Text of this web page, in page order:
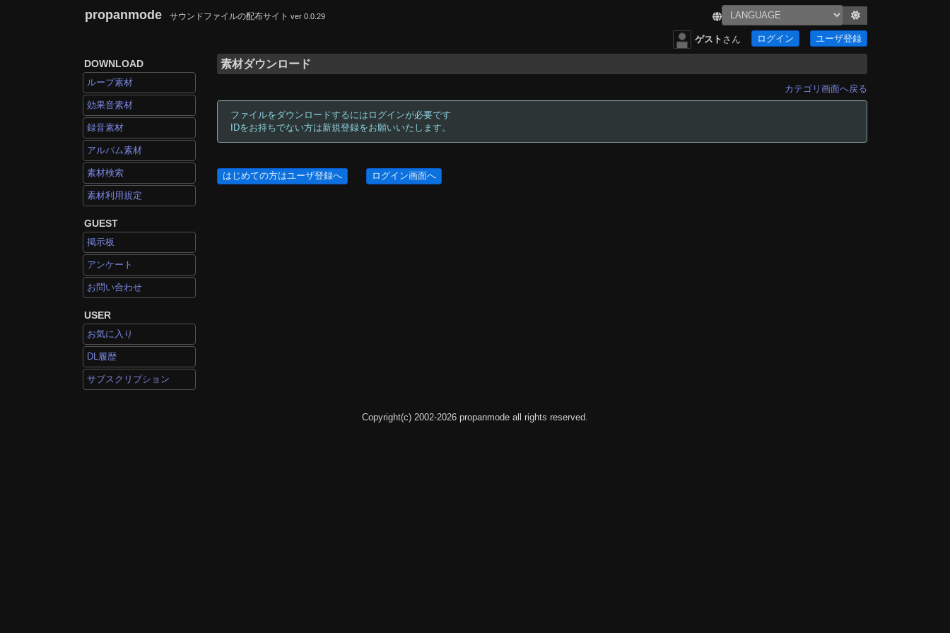
propanmode サウンドファイルの配布サイト ver 0.0.29
ゲスト さん ログイン ユーザ登録
DOWNLOAD
ループ素材
効果音素材
録音素材
アルバム素材
素材検索
素材利用規定
GUEST
掲示板
アンケート
お問い合わせ
USER
お気に入り
DL履歴
サブスクリプション
素材ダウンロード
カテゴリ画面へ戻る
ファイルをダウンロードするにはログインが必要です
IDをお持ちでない方は新規登録をお願いいたします。
はじめての方はユーザ登録へ ログイン画面へ
Copyright(c) 2002-2026 propanmode all rights reserved.